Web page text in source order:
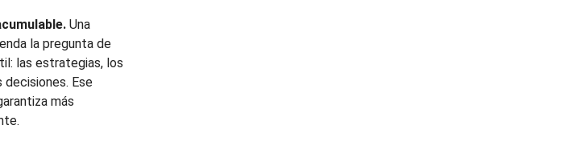
Una
la pregunta de
las estrategias, los
Ese
más